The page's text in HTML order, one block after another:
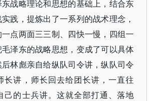
战略理论和思想的基础上，结合东
践，提炼出了一系列的战术理念，
点两面三三制、四快一慢，四组一
泽东的战略思想，变成了可以具体
林彪亲自给纵队司令讲，纵队司令
长讲，师长回去给团长讲，一直往
己的士兵讲。这就全部打通、落地